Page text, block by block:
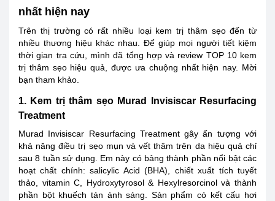
nhất hiện nay
Trên thị trường có rất nhiều loại kem trị thâm sẹo đến từ
nhiều thương hiệu khác nhau. Để giúp mọi người tiết kiệm
thời gian tra cứu, mình đã tổng hợp và review TOP 10 kem
trị thâm sẹo hiệu quả, được ưa chuộng nhất hiện nay. Mời
bạn tham khảo.
1. Kem trị thâm sẹo Murad Invisiscar Resurfacing
Treatment
Murad Invisiscar Resurfacing Treatment gây ấn tượng với
khả năng điều trị sẹo mụn và vết thâm trên da hiệu quả chỉ
sau 8 tuần sử dụng. Em này có bảng thành phần nổi bật các
hoạt chất chính: salicylic Acid (BHA), chiết xuất tích tuyết
thảo, vitamin C, Hydroxytyrosol & Hexylresorcinol và thành
phần bột khuếch tán ánh sáng. Sản phẩm có kết cấu hơi